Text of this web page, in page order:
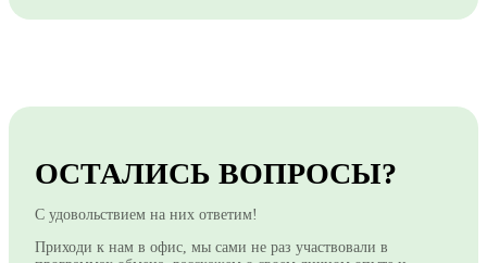
ОСТАЛИСЬ ВОПРОСЫ?
С удовольствием на них ответим!
Приходи к нам в офис, мы сами не раз участвовали в